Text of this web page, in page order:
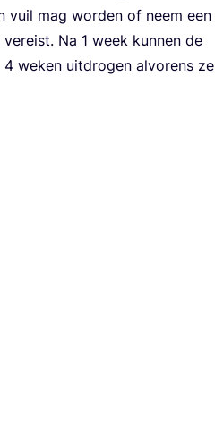
vuil mag wor­den of neem een
Na 1 week kun­nen de
4 weken uit­dro­gen alvo­rens ze